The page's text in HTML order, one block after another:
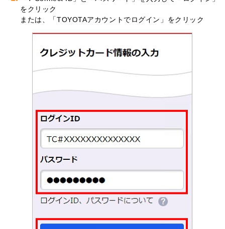
をクリック
または、「TOYOTAアカウントでログイン」をクリック